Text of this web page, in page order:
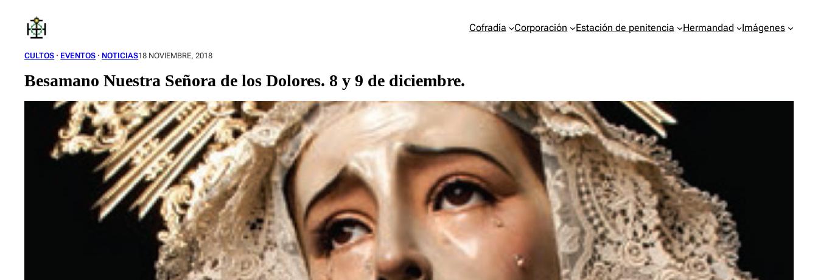
contenido
Cofradía Corporación Estación de penitencia Hermandad Imágenes
CULTOS · EVENTOS · NOTICIAS18 NOVIEMBRE, 2018
Besamano Nuestra Señora de los Dolores. 8 y 9 de diciembre.